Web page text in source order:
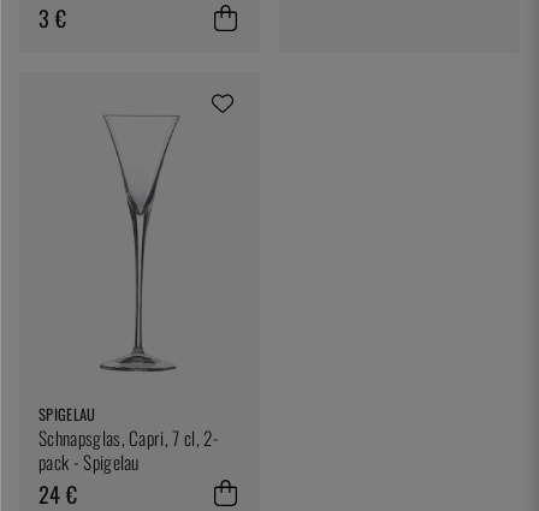
3 €
SPIGELAU
Schnapsglas, Capri, 7 cl, 2-
pack - Spigelau
24 €